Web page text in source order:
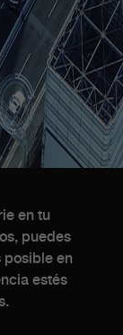
en tu
puedes
posible en
estés